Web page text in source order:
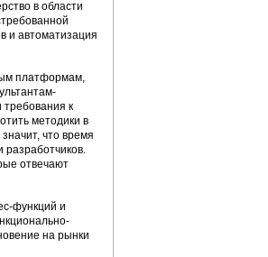
в области
и автоматизация
платформам,
к
методики в
что время
разработчиков.
отвечают
функций и
на рынки